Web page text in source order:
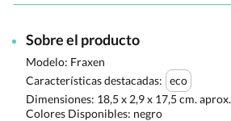
Sobre el producto
Modelo: Fraxen
Características destacadas: eco
Dimensiones: 18,5 x 2,9 x 17,5 cm. aprox.
Colores Disponibles: negro